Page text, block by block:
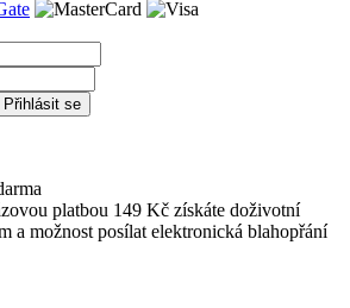
Přihlásit se
platbou 149 Kč získáte doživotní
a možnost posílat elektronická blahopřání